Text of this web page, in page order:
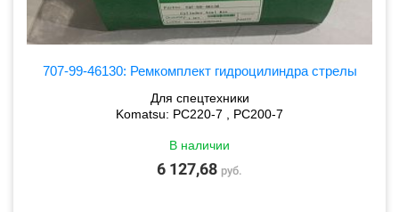
707-99-46130: Ремкомплект гидроцилиндра стрелы
Для спецтехники
Komatsu: PC220-7 , PC200-7
В наличии
6 127,68 руб.